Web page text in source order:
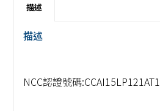
描述
描述
NCC認證號碼:CCAI15LP121AT1